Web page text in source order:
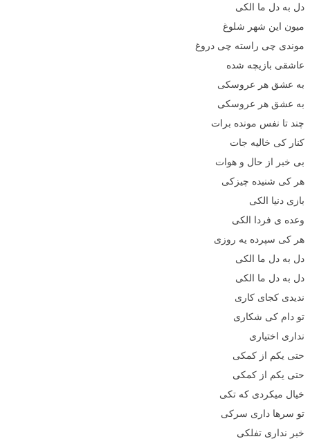
دل به دل ما الکی
میون این شهر شلوغ
موندی چی راسته چی دروغ
عاشقی بازیچه شده
به عشق هر عروسکی
به عشق هر عروسکی
چند تا نفس مونده برات
کنار کی خالیه جات
بی خبر از حال و هوات
هر کی شنیده چیزکی
بازی دنیا الکی
وعده ی فردا الکی
هر کی سپرده یه روزی
دل به دل ما الکی
دل به دل ما الکی
ندیدی کجای کاری
تو دام کی شکاری
نداری اختیاری
حتی یکم از کمکی
حتی یکم از کمکی
خیال میکردی که تکی
تو سرها داری سرکی
خبر نداری تفلکی